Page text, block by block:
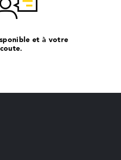
et à votre